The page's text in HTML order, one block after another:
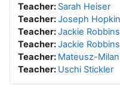
Teacher: Sarah Heiser
Teacher:Joseph
Teacher:Jackie Robbins
Teacher:Jackie Robbins
Teacher: Mateusz-
Teacher: Uschi Stickler